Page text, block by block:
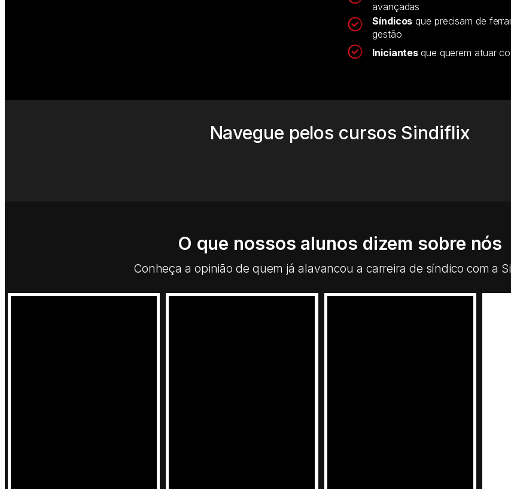
avançadas
Síndicos que precisam de
gestão
Iniciantesque querem atuar
Navegue pelos cursos Sindiflix
O que nossos alunos dizem sobre nós
Conheça a opinião de quem já alavancou a carreira de síndico com a